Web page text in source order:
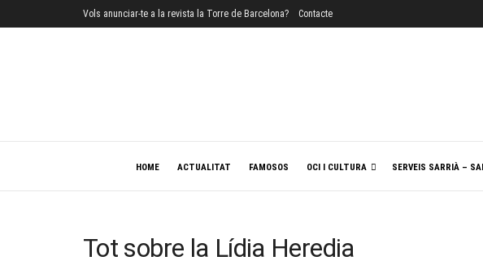
Vols anunciar-te a la revista la Torre de Barcelona? Contacte
HOME ACTUALITAT FAMOSOS OCI I CULTURA SERVEIS SARRIÀ –
Tot sobre la Lídia Heredia